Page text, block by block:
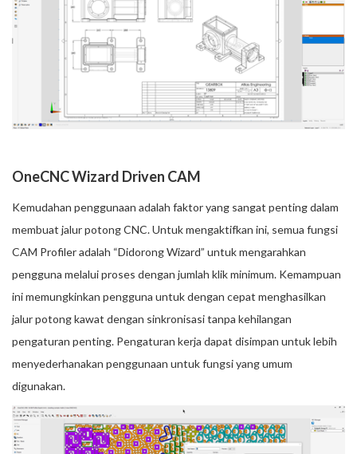
OneCNC Wizard Driven CAM
Kemudahan penggunaan adalah faktor yang sangat penting dalam
membuat jalur potong CNC. Untuk mengaktifkan ini, semua fungsi
CAM Profiler adalah “Didorong Wizard” untuk mengarahkan
pengguna melalui proses dengan jumlah klik minimum. Kemampuan
ini memungkinkan pengguna untuk dengan cepat menghasilkan
jalur potong kawat dengan sinkronisasi tanpa kehilangan
pengaturan penting. Pengaturan kerja dapat disimpan untuk lebih
menyederhanakan penggunaan untuk fungsi yang umum
digunakan.